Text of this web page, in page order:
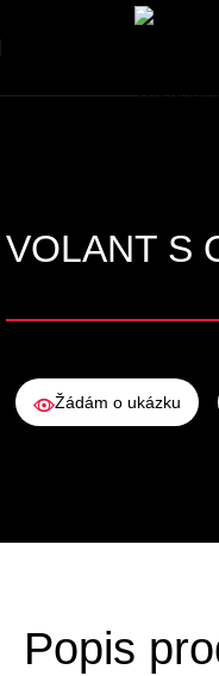
VOLANT S
Žádám o ukázku
Popis